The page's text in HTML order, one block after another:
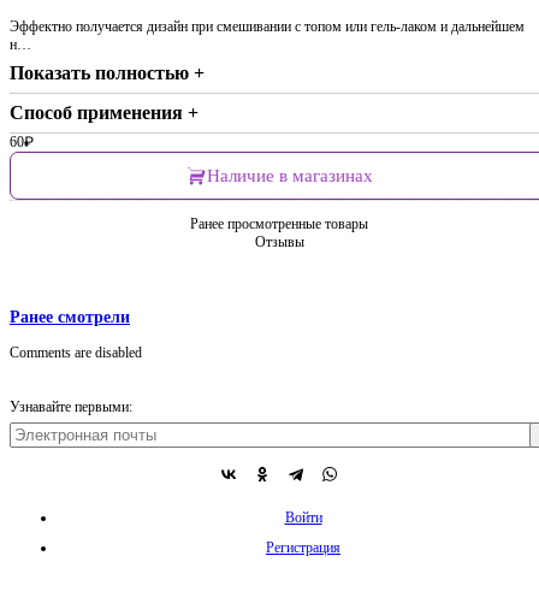
Эффектно получается дизайн при смешивании с топом или гель-лаком и дальнейшем
н…
Показать полностью +
Способ применения +
60₽
Наличие в магазинах
Ранее просмотренные товары
Отзывы
Ранее смотрели
Comments are disabled
Узнавайте первыми:
Войти
Регистрация